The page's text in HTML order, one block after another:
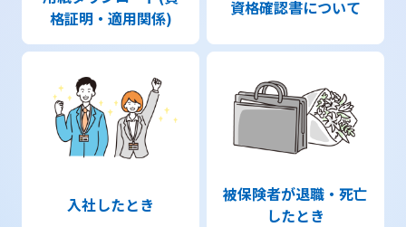
格証明・適用関係)
資格確認書について
入社したとき
被保険者が退職・死亡
したとき